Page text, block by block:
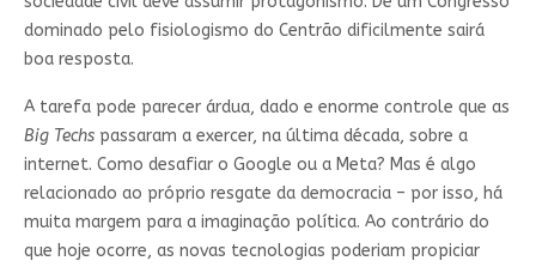
dominado pelo fisiologismo do Centrão dificilmente sairá
boa resposta.
A tarefa pode parecer árdua, dado e enorme controle que as
Big Techspassaram a exercer, na última década, sobre a
internet. Como desafiar o Google ou a Meta? Mas é algo
relacionado ao próprio resgate da democracia – por isso, há
muita margem para a imaginação política. Ao contrário do
que hoje ocorre, as novas tecnologias poderiam propiciar